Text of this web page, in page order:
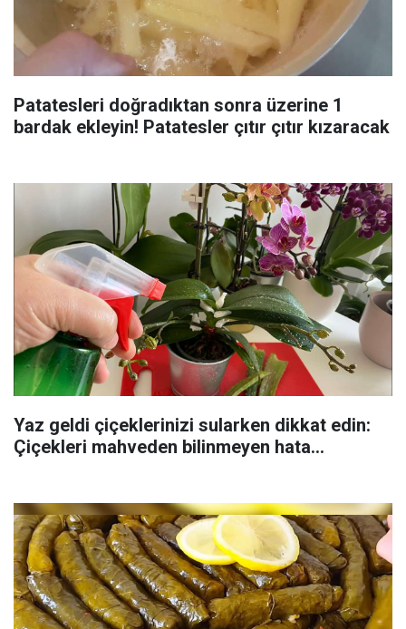
Patatesleri doğradıktan sonra üzerine 1
bardak ekleyin! Patatesler çıtır çıtır kızaracak
Yaz geldi çiçeklerinizi sularken dikkat edin:
Çiçekleri mahveden bilinmeyen hata...